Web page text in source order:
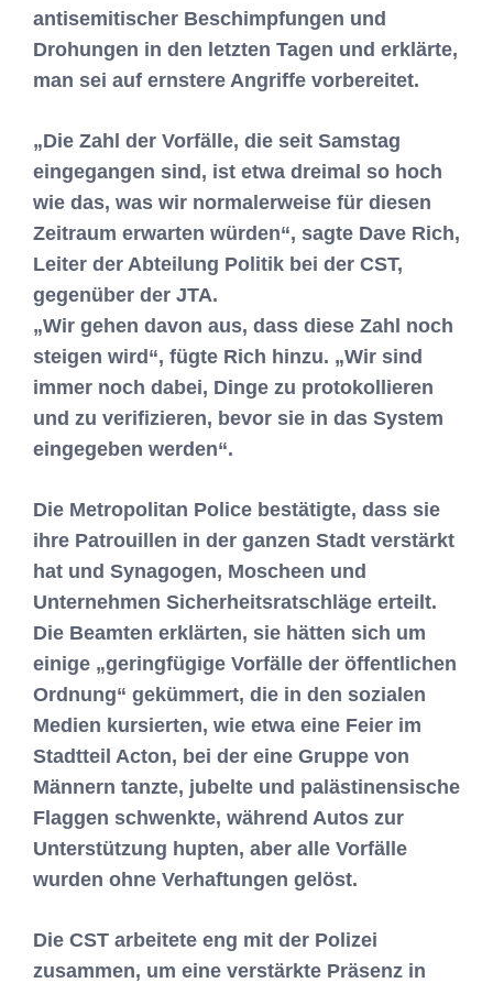
antisemitischer Beschimpfungen und
Drohungen in den letzten Tagen und erklärte,
man sei auf ernstere Angriffe vorbereitet.
„Die Zahl der Vorfälle, die seit Samstag
eingegangen sind, ist etwa dreimal so hoch
wie das, was wir normalerweise für diesen
Zeitraum erwarten würden“, sagte Dave Rich,
Leiter der Abteilung Politik bei der CST,
gegenüber der JTA.
„Wir gehen davon aus, dass diese Zahl noch
steigen wird“, fügte Rich hinzu. „Wir sind
immer noch dabei, Dinge zu protokollieren
und zu verifizieren, bevor sie in das System
eingegeben werden“.
Die Metropolitan Police bestätigte, dass sie
ihre Patrouillen in der ganzen Stadt verstärkt
hat und Synagogen, Moscheen und
Unternehmen Sicherheitsratschläge erteilt.
Die Beamten erklärten, sie hätten sich um
einige „geringfügige Vorfälle der öffentlichen
Ordnung“ gekümmert, die in den sozialen
Medien kursierten, wie etwa eine Feier im
Stadtteil Acton, bei der eine Gruppe von
Männern tanzte, jubelte und palästinensische
Flaggen schwenkte, während Autos zur
Unterstützung hupten, aber alle Vorfälle
wurden ohne Verhaftungen gelöst.
Die CST arbeitete eng mit der Polizei
zusammen, um eine verstärkte Präsenz in